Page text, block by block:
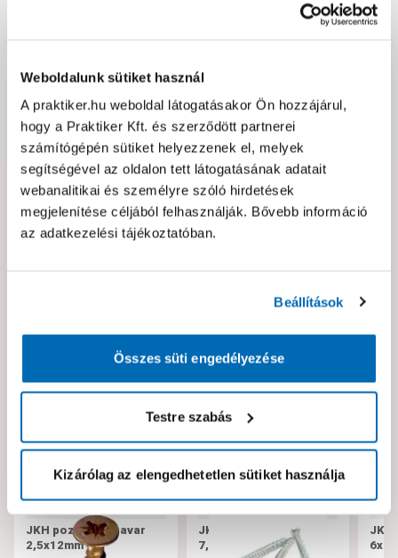
Weboldalunk sütiket használ
A praktiker.hu weboldal látogatásakor Ön hozzájárul,
hogy a Praktiker Kft. és szerződött partnerei
számítógépén sütiket helyezzenek el, melyek
segítségével az oldalon tett látogatásának adatait
webanalitikai és személyre szóló hirdetések
megjelenítése céljából felhasználják. Bővebb információ
az adatkezelési tájékoztatóban.
Beállítások
Összes süti engedélyezése
Testre szabás
Kizárólag az elengedhetetlen sütiket használja
Csomagolási és súly információk
Dokumentumok, felelős személy
Hibát találtál az oldalon vagy a termék leírásában?
Kérjük jelezd nekünk!
JKH pozdorjacsavar
2,5x12mm
JKH tokrögzítő csavar
7,5x182
JKH